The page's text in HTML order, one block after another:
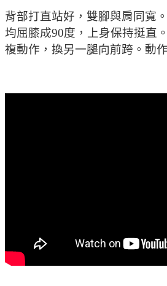
背部打直站好，雙腳與肩同寬
均屈膝成90度，上身保持挺直
複動作，換另一腿向前跨。動